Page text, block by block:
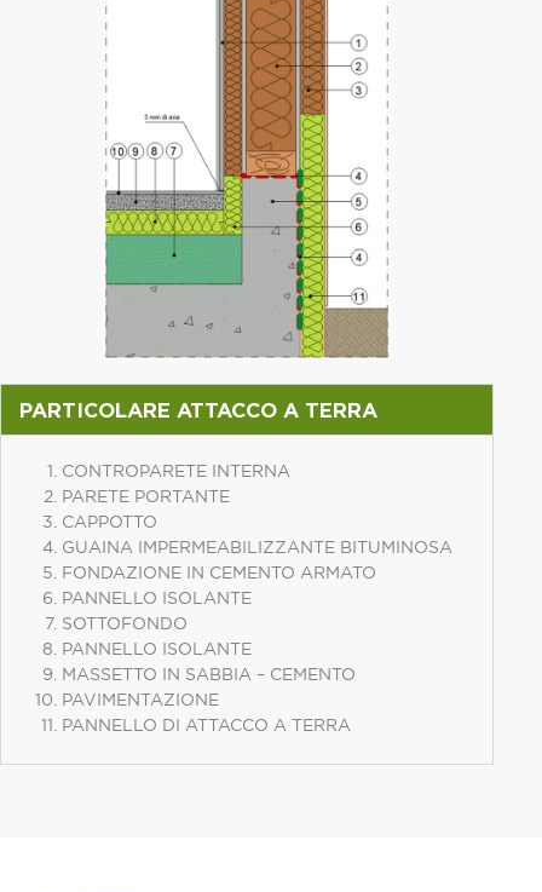
PARTICOLARE ATTACCO A TERRA
CONTROPARETE INTERNA
PARETE PORTANTE
CAPPOTTO
GUAINA IMPERMEABILIZZANTE BITUMINOSA
FONDAZIONE IN CEMENTO ARMATO
PANNELLO ISOLANTE
SOTTOFONDO
PANNELLO ISOLANTE
MASSETTO IN SABBIA – CEMENTO
PAVIMENTAZIONE
PANNELLO DI ATTACCO A TERRA